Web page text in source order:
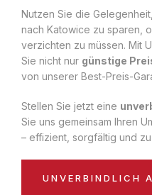
Nutzen Sie die
nach Katowice zu sparen,
verzichten zu müssen. Mit
Sie nicht nur günstige
von unserer Best-Preis-
Stellen Sie jetzt eine
Sie uns gemeinsam Ihren
– effizient, sorgfältig und
UNVERBINDLICH